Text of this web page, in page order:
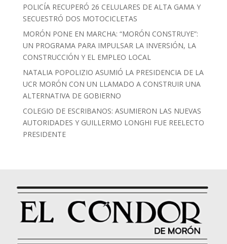
POLICÍA RECUPERÓ 26 CELULARES DE ALTA GAMA Y
SECUESTRÓ DOS MOTOCICLETAS
MORÓN PONE EN MARCHA: “MORÓN CONSTRUYE”:
UN PROGRAMA PARA IMPULSAR LA INVERSIÓN, LA
CONSTRUCCIÓN Y EL EMPLEO LOCAL
NATALIA POPOLIZIO ASUMIÓ LA PRESIDENCIA DE LA
UCR MORÓN CON UN LLAMADO A CONSTRUIR UNA
ALTERNATIVA DE GOBIERNO
COLEGIO DE ESCRIBANOS: ASUMIERON LAS NUEVAS
AUTORIDADES Y GUILLERMO LONGHI FUE REELECTO
PRESIDENTE